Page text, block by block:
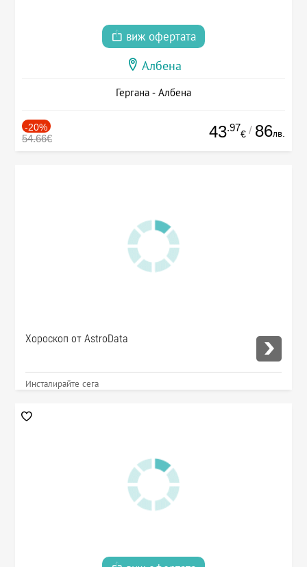
виж офертата
Албена
Гергана - Албена
-20%
54.66€ 43.97
€ / 86лв.
Хороскоп от AstroData
Инсталирайте сега